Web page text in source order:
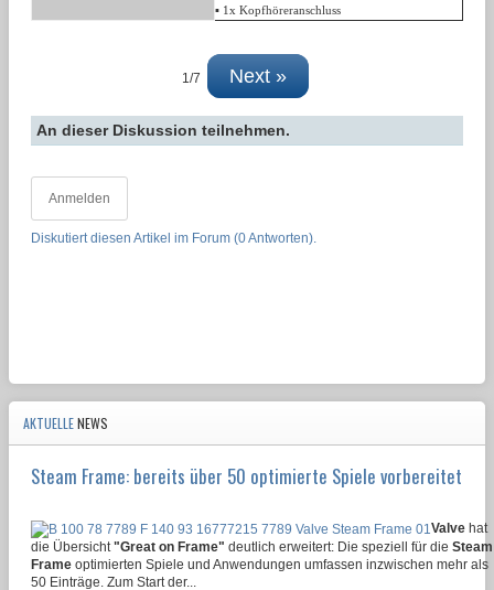
▪ 1x Kopfhöreranschluss
1/7 Next »
An dieser Diskussion teilnehmen.
Anmelden
Diskutiert diesen Artikel im Forum (0 Antworten).
AKTUELLENEWS
Steam Frame: bereits über 50 optimierte Spiele vorbereitet
Valve hat
die Übersicht"Great on Frame" deutlich erweitert: Die speziell für die Steam
Frame optimierten Spiele und Anwendungen umfassen inzwischen mehr als
50 Einträge. Zum Start der...